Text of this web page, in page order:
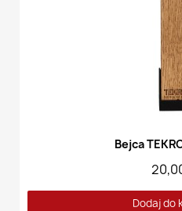
Bejca
Dodaj do